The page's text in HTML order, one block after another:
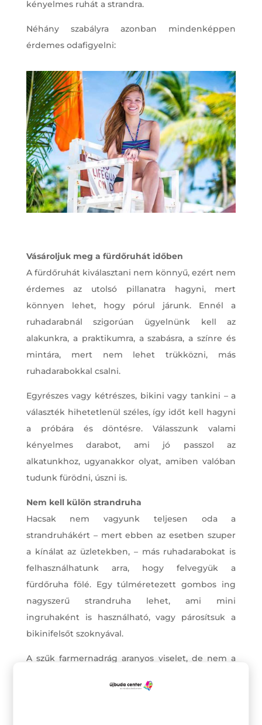
kényelmes ruhát a strandra.
Néhány szabályra azonban mindenképpen
érdemes odafigyelni:
Vásároljuk meg a fürdőruhát időben
A fürdőruhát kiválasztani nem könnyű, ezért nem
érdemes az utolsó pillanatra hagyni, mert
könnyen lehet, hogy pórul járunk. Ennél a
ruhadarabnál szigorúan ügyelnünk kell az
alakunkra, a praktikumra, a szabásra, a színre és
mintára, mert nem lehet trükközni, más
ruhadarabokkal csalni.
Egyrészes vagy kétrészes, bikini vagy tankini – a
választék hihetetlenül széles, így időt kell hagyni
a próbára és döntésre. Válasszunk valami
kényelmes darabot, ami jó passzol az
alkatunkhoz, ugyanakkor olyat, amiben valóban
tudunk fürödni, úszni is.
Nem kell külön strandruha
Hacsak nem vagyunk teljesen oda a
strandruhákért – mert ebben az esetben szuper
a kínálat az üzletekben, – más ruhadarabokat is
felhasználhatunk arra, hogy felvegyük a
fürdőruha fölé. Egy túlméretezett gombos ing
nagyszerű strandruha lehet, ami mini
ingruhaként is használható, vagy párosítsuk a
bikinifelsőt szoknyával.
A szűk farmernadrág aranyos viselet, de nem a
nehéz felvenni, de az átázott, netalántán